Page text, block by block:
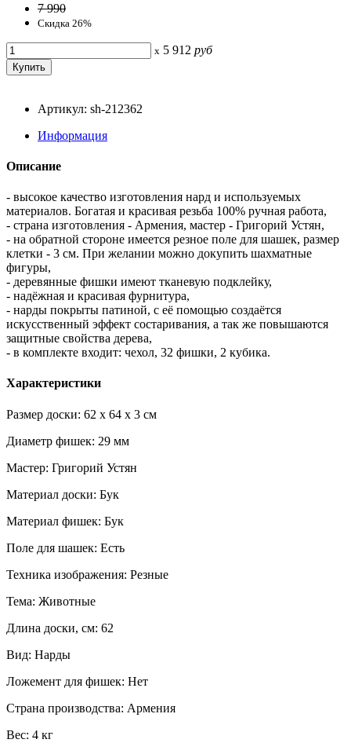
7 990
Скидка 26%
x 5 912 руб
Артикул: sh-212362
Информация
Описание
- высокое качество изготовления нард и используемых
материалов. Богатая и красивая резьба 100% ручная работа,
- страна изготовления - Армения, мастер - Григорий Устян,
- на обратной стороне имеется резное поле для шашек, размер
клетки - 3 см. При желании можно докупить шахматные
фигуры,
- деревянные фишки имеют тканевую подклейку,
- надёжная и красивая фурнитура,
- нарды покрыты патиной, с её помощью создаётся
искусственный эффект состаривания, а так же повышаются
защитные свойства дерева,
- в комплекте входит: чехол, 32 фишки, 2 кубика.
Характеристики
Размер доски: 62 x 64 x 3 см
Диаметр фишек: 29 мм
Мастер: Григорий Устян
Материал доски: Бук
Материал фишек: Бук
Поле для шашек: Есть
Техника изображения: Резные
Тема: Животные
Длина доски, см: 62
Вид: Нарды
Ложемент для фишек: Нет
Страна производства: Армения
Вес: 4 кг